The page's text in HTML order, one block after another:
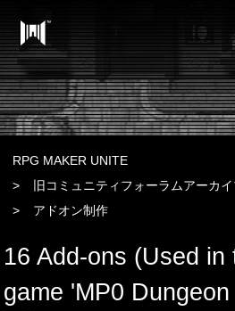
RPG MAKER UNITE
旧コミュニティフォーラムアーカ
アドオン制作
16 Add-ons (Used in
game 'MP0